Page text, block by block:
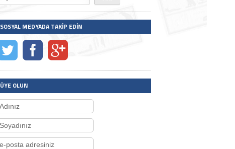
SOSYAL MEDYADA TAKIP EDIN
ÜYE OLUN